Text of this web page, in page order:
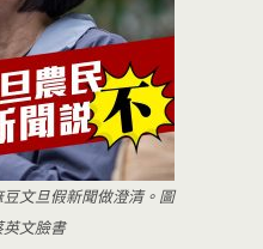
文旦假新聞做澄清。圖
文臉書